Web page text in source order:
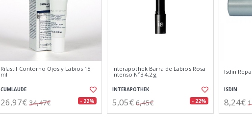
Rilastil Contorno Ojos y Labios 15
ml
CUMLAUDE
26,97€ 34,47€ - 22%
Interapothek Barra de Labios Rosa
Intenso Nº3 4,2 g
INTERAPOTHEK
5,05€ 6,45€ - 22%
Isdin
ISDIN
8,24€